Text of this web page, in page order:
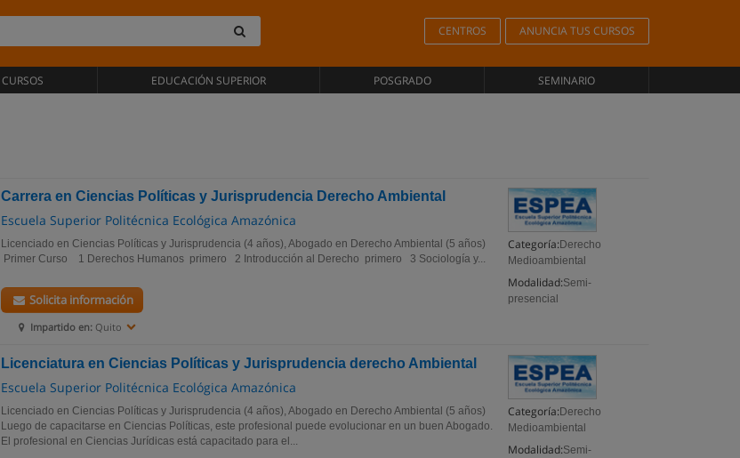
CENTROS ANUNCIA TUS CURSOS
CURSOS EDUCACIÓN SUPERIOR POSGRADO SEMINARIO
Carrera en Ciencias Políticas y Jurisprudencia Derecho Ambiental
Escuela Superior Politécnica Ecológica Amazónica
Categoría: Derecho
Medioambiental
Modalidad:Semi-
presencial
Licenciado en Ciencias Políticas y Jurisprudencia (4 años), Abogado en Derecho Ambiental (5 años)
Primer Curso 1 Derechos Humanos primero 2 Introducción al Derecho primero 3 Sociología y...
Impartido en: Quito
Solicita información
Licenciatura en Ciencias Políticas y Jurisprudencia derecho Ambiental
Escuela Superior Politécnica Ecológica Amazónica
Categoría: Derecho
Medioambiental
Modalidad:Semi-
Licenciado en Ciencias Políticas y Jurisprudencia (4 años), Abogado en Derecho Ambiental (5 años)
Luego de capacitarse en Ciencias Políticas, este profesional puede evolucionar en un buen Abogado.
El profesional en Ciencias Jurídicas está capacitado para el...